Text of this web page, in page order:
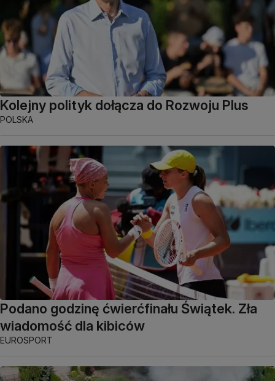
Kolejny polityk dołącza do Rozwoju Plus
POLSKA
Podano godzinę ćwierćfinału Świątek. Zła
wiadomość dla kibiców
EUROSPORT